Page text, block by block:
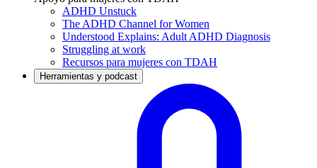
ADHD Unstuck
The ADHD Channel for Women
Understood Explains: Adult ADHD Diagnosis
Struggling at work
Recursos para mujeres con TDAH
Herramientas y podcast